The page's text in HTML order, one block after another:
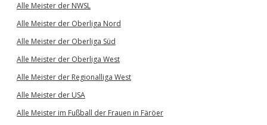
Alle Meister der NWSL
Alle Meister der Oberliga Nord
Alle Meister der Oberliga Süd
Alle Meister der Oberliga West
Alle Meister der Regionalliga West
Alle Meister der USA
Alle Meister im Fußball der Frauen in Färöer